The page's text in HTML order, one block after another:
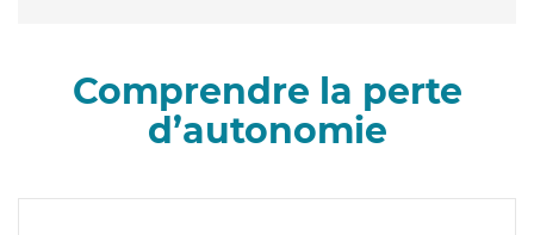
Comprendre la perte
d’autonomie